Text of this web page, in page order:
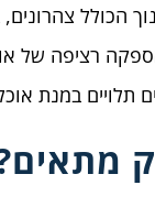
הכולל
רציפה של
תלויים במנת